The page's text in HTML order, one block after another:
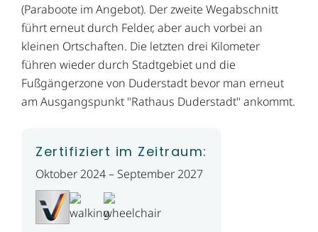
(Paraboote im Angebot). Der zweite Wegabschnitt
führt erneut durch Felder, aber auch vorbei an
kleinen Ortschaften. Die letzten drei Kilometer
führen wieder durch Stadtgebiet und die
Fußgängerzone von Duderstadt bevor man erneut
am Ausgangspunkt "Rathaus Duderstadt" ankommt.
Zertifiziert im Zeitraum:
Oktober 2024 – September 2027